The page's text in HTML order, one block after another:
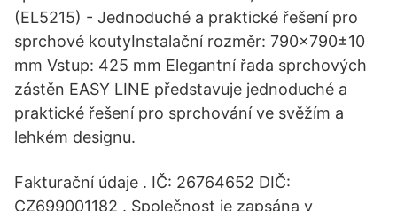
(EL5215) - Jednoduché a praktické řešení pro
sprchové koutyInstalační rozměr: 790x790±10
mm Vstup: 425 mm Elegantní řada sprchových
zástěn EASY LINE představuje jednoduché a
praktické řešení pro sprchování ve svěžím a
lehkém designu.
Fakturační údaje . IČ: 26764652 DIČ:
CZ699001182 . Společnost je zapsána v